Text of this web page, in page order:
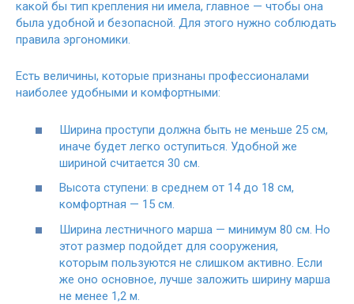
какой бы тип крепления ни имела, главное — чтобы она
была удобной и безопасной. Для этого нужно соблюдать
правила эргономики.
Есть величины, которые признаны профессионалами
наиболее удобными и комфортными:
Ширина проступи должна быть не меньше 25 см,
иначе будет легко оступиться. Удобной же
шириной считается 30 см.
Высота ступени: в среднем от 14 до 18 см,
комфортная — 15 см.
Ширина лестничного марша — минимум 80 см. Но
этот размер подойдет для сооружения,
которым пользуются не слишком активно. Если
же оно основное, лучше заложить ширину марша
не менее 1,2 м.